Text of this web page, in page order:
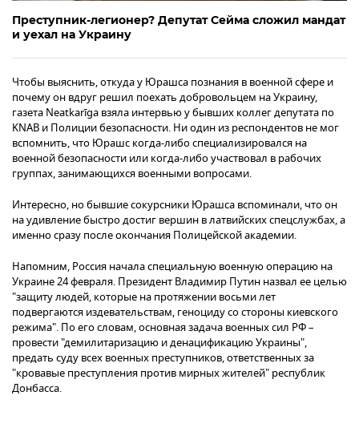
Преступник-легионер? Депутат Сейма сложил мандат
и уехал на Украину
Чтобы выяснить, откуда у Юрашса познания в военной сфере и
почему он вдруг решил поехать добровольцем на Украину,
газета Neatkarīga взяла интервью у бывших коллег депутата по
KNAB и Полиции безопасности. Ни один из респондентов не мог
вспомнить, что Юрашс когда-либо специализировался на
военной безопасности или когда-либо участвовал в рабочих
группах, занимающихся военными вопросами.
Интересно, но бывшие сокурсники Юрашса вспоминали, что он
на удивление быстро достиг вершин в латвийских спецслужбах, а
именно сразу после окончания Полицейской академии.
Напомним, Россия начала специальную военную операцию на
Украине 24 февраля. Президент Владимир Путин назвал ее целью
"защиту людей, которые на протяжении восьми лет
подвергаются издевательствам, геноциду со стороны киевского
режима". По его словам, основная задача военных сил РФ –
провести "демилитаризацию и денацификацию Украины",
предать суду всех военных преступников, ответственных за
"кровавые преступления против мирных жителей" республик
Донбасса.